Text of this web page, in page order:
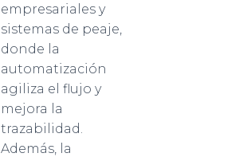
empresariales y
sistemas de peaje,
donde la
automatización
agiliza el flujo y
mejora la
trazabilidad.
Además, la